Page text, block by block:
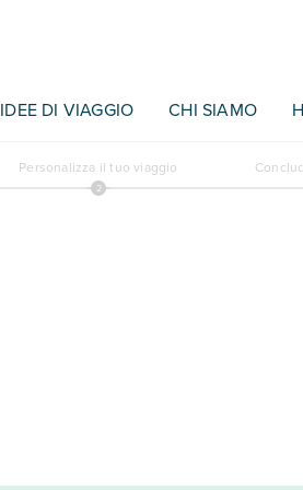
IDEE DI VIAGGIO CHI SIAMO
Personalizza il tuo viaggio